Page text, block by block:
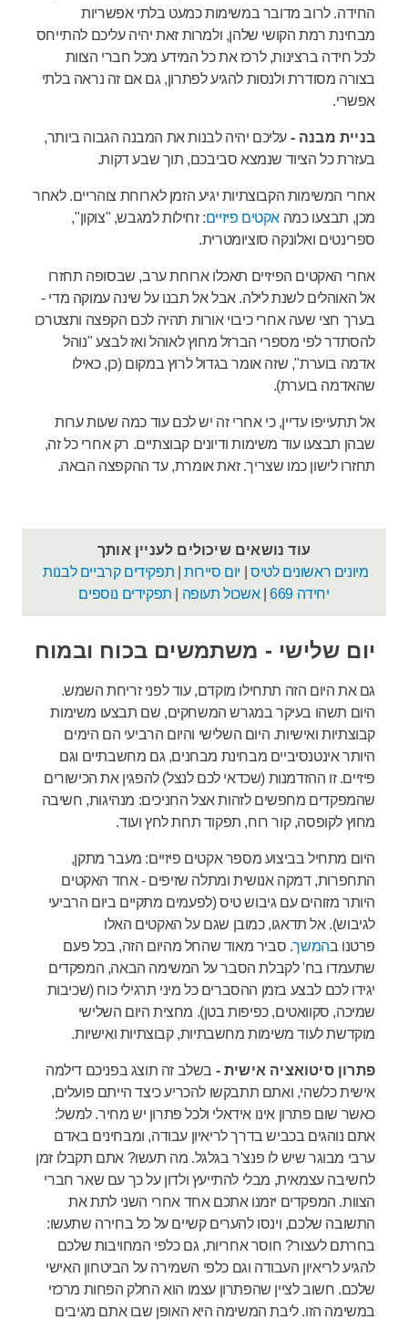
החידה. לרוב מדובר במשימות כמעט בלתי אפשריות
מבחינת רמת הקושי שלהן, ולמרות זאת יהיה עליכם להתייחס
לכל חידה ברצינות, לרכז את כל המידע מכל חברי הצוות
בצורה מסודרת ולנסות להגיע לפתרון, גם אם זה נראה בלתי
אפשרי.
בניית מבנה - עליכם יהיה לבנות את המבנה הגבוה ביותר,
בעזרת כל הציוד שנמצא סביבכם, תוך שבע דקות.
אחרי המשימות הקבוצתיות יגיע הזמן לארוחת צוהריים. לאחר
מכן, תבצעו כמה אקטים פיזיים: זחילות למגבש, "צוקון",
ספרינטים ואלונקה סוציומטרית.
אחרי האקטים הפיזיים תאכלו ארוחת ערב, שבסופה תחזרו
אל האוהלים לשנת לילה. אבל אל תבנו על שינה עמוקה מדי -
בערך חצי שעה אחרי כיבוי אורות תהיה לכם הקפצה ותצטרכו
להסתדר לפי מספרי הברזל מחוץ לאוהל ואז לבצע "נוהל
אדמה בוערת", שזה אומר בגדול לרוץ במקום (כן, כאילו
שהאדמה בוערת).
אל תתעייפו עדיין, כי אחרי זה יש לכם עוד כמה שעות ערות
שבהן תבצעו עוד משימות ודיונים קבוצתיים. רק אחרי כל זה,
תחזרו לישון כמו שצריך. זאת אומרת, עד ההקפצה הבאה.
עוד נושאים שיכולים לעניין אותך
מיונים ראשונים לטיס
יום סיירות| תפקידים קרביים לבנות
יחידה 669
|אשכול תעופה תפקידים נוספים
יום שלישי - משתמשים בכוח ובמוח
גם את היום הזה תתחילו מוקדם, עוד לפני זריחת השמש.
היום תשהו בעיקר במגרש המשחקים, שם תבצעו משימות
קבוצתיות ואישיות. היום השלישי והיום הרביעי הם הימים
היותר אינטנסיביים מבחינת מבחנים, גם מחשבתיים וגם
פיזיים. זו ההזדמנות (שכדאי לכם לנצל) להפגין את הכישורים
שהמפקדים מחפשים לזהות אצל החניכים: מנהיגות, חשיבה
מחוץ לקופסה, קור רוח, תפקוד תחת לחץ ועוד.
היום מתחיל בביצוע מספר אקטים פיזיים: מעבר מתקן,
התחפרות, דמקה אנושית ומתלה שזיפים - אחד האקטים
היותר מזוהים עם גיבוש טיס (לפעמים מתקיים ביום הרביעי
לגיבוש). אל תדאגו, כמובן שגם על האקטים האלו
פרטנו בהמשך. סביר מאוד שהחל מהיום הזה, בכל פעם
שתעמדו בח' לקבלת הסבר על המשימה הבאה, המפקדים
יגידו לכם לבצע בזמן ההסברים כל מיני תרגילי כוח (שכיבות
שמיכה, סקוואטים, כפיפות בטן). מחצית היום השלישי
מוקדשת לעוד משימות מחשבתיות, קבוצתיות ואישיות.
פתרון סיטואציה אישית - בשלב זה תוצג בפניכם דילמה
אישית כלשהי, ואתם תתבקשו להכריע כיצד הייתם פועלים,
כאשר שום פתרון אינו אידאלי ולכל פתרון יש מחיר. למשל:
אתם נוהגים בכביש בדרך לריאיון עבודה, ומבחינים באדם
ערבי מבוגר שיש לו פנצ'ר בגלגל. מה תעשו? אתם תקבלו זמן
לחשיבה עצמאית, מבלי להתייעץ ולדון על כך עם שאר חברי
הצוות. המפקדים יזמנו אתכם אחד אחרי השני לתת את
התשובה שלכם, וינסו להערים קשיים על כל בחירה שתעשו:
בחרתם לעצור? חוסר אחריות, גם כלפי המחויבות שלכם
להגיע לריאיון העבודה וגם כלפי השמירה על הביטחון האישי
שלכם. חשוב לציין שהפתרון עצמו הוא החלק הפחות מרכזי
במשימה הזו. ליבת המשימה היא האופן שבו אתם מגיבים